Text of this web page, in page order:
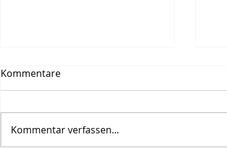
Kommentare
Kommentar verfassen...